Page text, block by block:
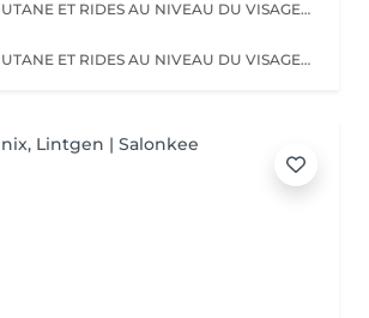
RELÄCHEMENT CUTANE ET RIDES AU NIVEAU DU VISAGE OU DU CORPS. PAS BESOIN DE PASSER PAR LA CASE CHIRURGIE POUR LES ÉLIMINER. LE PLASMA LIFT EST UNE TECHNIQUE ESTHÉTIQUE NON-INVASIVE QUI PROMET UN RAJEUNISSEMENT CUTANÉ RAPIDE ET EFFICACE.
RELÄCHEMENT CUTANE ET RIDES AU NIVEAU DU VISAGE OU DU CORPS. PAS BESOIN DE PASSER PAR LA CASE CHIRURGIE POUR LES ÉLIMINER. LE PLASMA LIFT EST UNE TECHNIQUE ESTHÉTIQUE NON-INVASIVE QUI PROMET UN RAJEUNISSEMENT CUTANÉ RAPIDE ET EFFICACE.